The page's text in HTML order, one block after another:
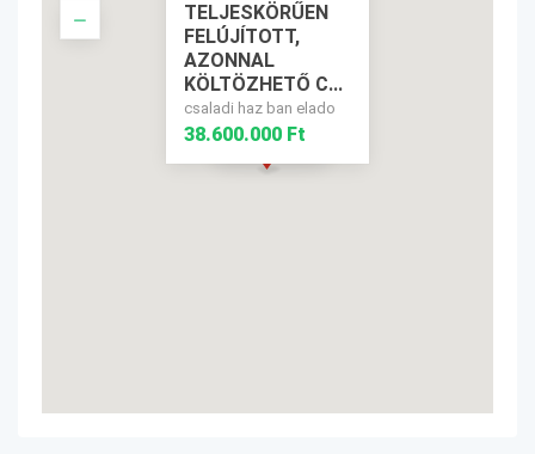
38.600.000 Ft
TELJESKÖRŰEN
FELÚJÍTOTT,
AZONNAL
KÖLTÖZHETŐ C...
csaladi haz ban elado
38.600.000 Ft